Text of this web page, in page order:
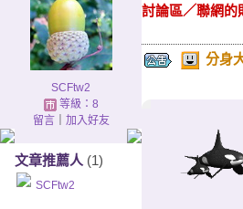
SCFtw2
等級：8
留言｜ 加入好友
文章推薦人 (1)
SCFtw2
討論區／聯網的
分身